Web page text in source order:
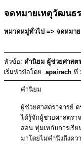
จดหมายเหตุวัฒนธ
หมวดหมู่ทั่วไป => จดหมาย
หัวข้อ: คำนิยม ผู้ช่วยศาสต
เริ่มหัวข้อโดย: apairach ที่
คำนิยม
ผู้ช่วยศาสตราจารย์
ได้รู้จักผู้ช่วยศาสตรา
สอน ทุ่มเทกับการเรี
มาโดยไม่คำนึงถึงคว